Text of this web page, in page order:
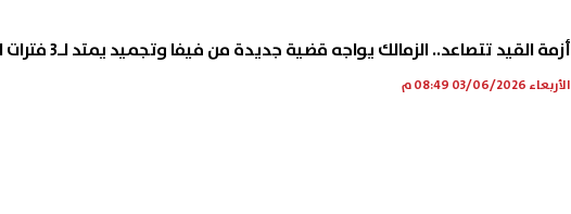
أزمة القيد تتصاعد.. الزمالك يواجه قضية جديدة من فيفا وتجميد يمتد لـ3 فترات انتقال
الأربعاء 03/06/2026 08:49 م